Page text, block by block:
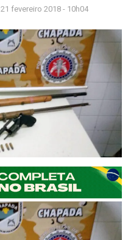
21 fevereiro 2018 - 10h04